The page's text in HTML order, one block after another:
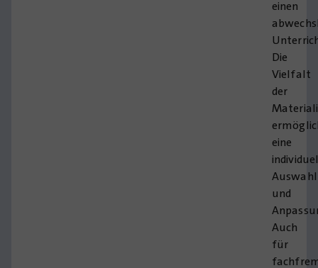
einen
Die
Vielfalt
der
eine
Auswahl
und
Auch
für